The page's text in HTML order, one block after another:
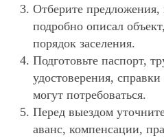
Отберите предложения,
подробно описал
порядок заселения.
Подготовьте паспорт,
удостоверения,
могут потребоваться.
Перед выездом
аванс, компенсации,